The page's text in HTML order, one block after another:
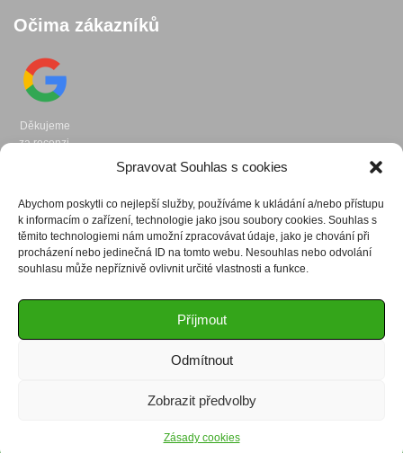
Spravovat Souhlas s cookies
Abychom poskytli co nejlepší služby, používáme k ukládání a/nebo přístupu
k informacím o zařízení, technologie jako jsou soubory cookies. Souhlas s
těmito technologiemi nám umožní zpracovávat údaje, jako je chování při
procházení nebo jedinečná ID na tomto webu. Nesouhlas nebo odvolání
souhlasu může nepříznivě ovlivnit určité vlastnosti a funkce.
Příjmout
Odmítnout
Zobrazit předvolby
Zásady cookies
Očima zákazníků
Děkujeme
za recenzi.
soubory cookie a povolte tento obsah